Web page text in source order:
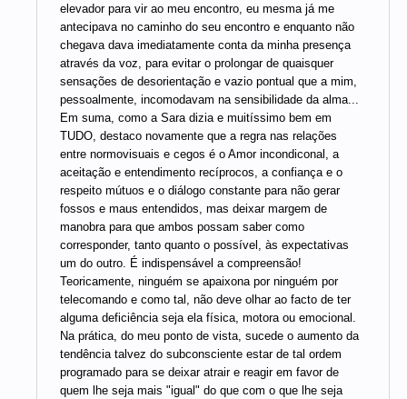
elevador para vir ao meu encontro, eu mesma já me
antecipava no caminho do seu encontro e enquanto não
chegava dava imediatamente conta da minha presença
através da voz, para evitar o prolongar de quaisquer
sensações de desorientação e vazio pontual que a mim,
pessoalmente, incomodavam na sensibilidade da alma...
Em suma, como a Sara dizia e muitíssimo bem em
TUDO, destaco novamente que a regra nas relações
entre normovisuais e cegos é o Amor incondiconal, a
aceitação e entendimento recíprocos, a confiança e o
respeito mútuos e o diálogo constante para não gerar
fossos e maus entendidos, mas deixar margem de
manobra para que ambos possam saber como
corresponder, tanto quanto o possível, às expectativas
um do outro. É indispensável a compreensão!
Teoricamente, ninguém se apaixona por ninguém por
telecomando e como tal, não deve olhar ao facto de ter
alguma deficiência seja ela física, motora ou emocional.
Na prática, do meu ponto de vista, sucede o aumento da
tendência talvez do subconsciente estar de tal ordem
programado para se deixar atrair e reagir em favor de
quem lhe seja mais "igual" do que com o que lhe seja